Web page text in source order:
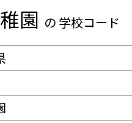
園 の 学校コード